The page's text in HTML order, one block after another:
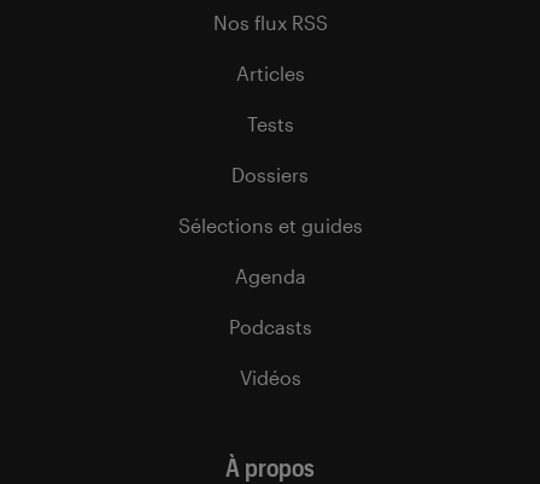
Nos flux RSS
Articles
Tests
Dossiers
Sélections et guides
Agenda
Podcasts
Vidéos
À propos